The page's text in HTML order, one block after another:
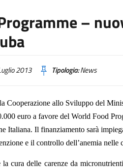
–
2013 Tipologia:News
Cooperazione allo Sviluppo del
euro a favore del World Food
Italiana. Il finanziamento sarà
e il controllo dell’anemia
cura delle carenze da